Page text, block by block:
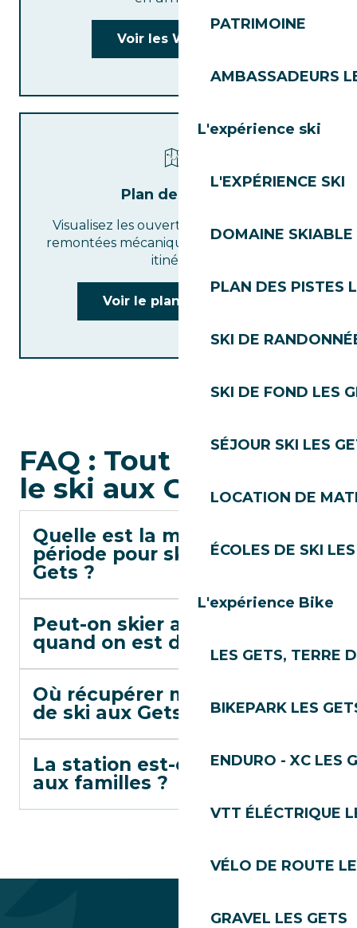
PATRIMOINE
AMBASSADEURS
L'expérience ski
L'EXPÉRIENCE SKI
DOMAINE SKIABLE
PLAN DES PISTES
SKI DE
SKI DE FOND LES
SÉJOUR SKI LES
LOCATION DE
ÉCOLES DE SKI
L'expérience Bike
LES GETS, TERRE
BIKEPARK LES
ENDURO - XC LES
VTT ÉLÉCTRIQUE
VÉLO DE ROUTE
GRAVEL LES GETS
Voir les Webcams
Plan des pistes
Visualisez les ouvertures de pistes et de
remontées mécaniques pour tracer votre
itinéraire
Voir le plan des pistes
FAQ : Tout savoir sur
le ski aux Gets
Quelle est la meilleure
période pour skier aux
Gets ?
Peut-on skier aux Gets
quand on est débutant ?
Où récupérer mes forfaits
de ski aux Gets ?
La station est-elle adaptée
aux familles ?